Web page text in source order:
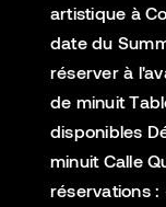
artistique à
date du
réserver à
de minuit
disponibles
minuit Calle
réservations